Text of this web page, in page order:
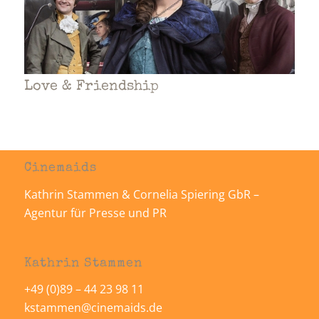
Love & Friendship
Cinemaids
Kathrin Stammen & Cornelia Spiering GbR –
Agentur für Presse und PR
Kathrin Stammen
+49 (0)89 – 44 23 98 11
kstammen@cinemaids.de